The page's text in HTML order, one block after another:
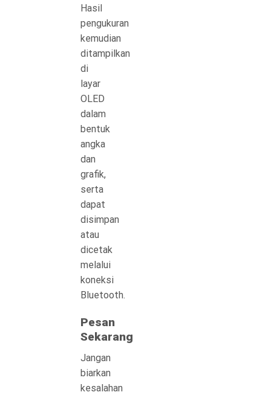
Hasil
pengukuran
kemudian
ditampilkan
di
layar
OLED
dalam
bentuk
angka
dan
grafik,
serta
dapat
disimpan
atau
dicetak
melalui
koneksi
Bluetooth.
Pesan
Sekarang
Jangan
biarkan
kesalahan